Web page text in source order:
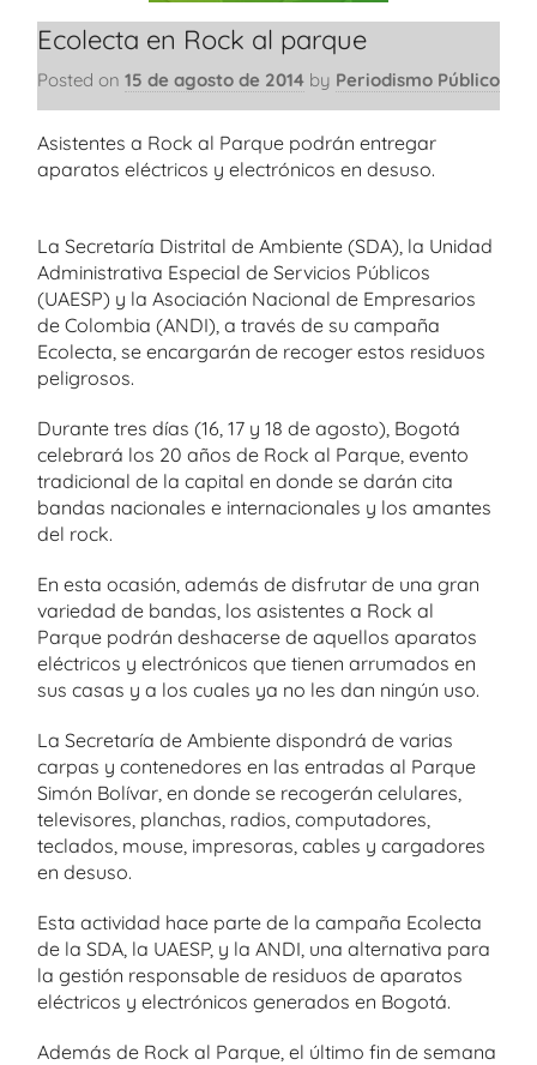
Ecolecta en Rock al parque
Posted on 15 de agosto de 2014 by Periodismo Público
Asistentes a Rock al Parque podrán entregar
aparatos eléctricos y electrónicos en desuso.
La Secretaría Distrital de Ambiente (SDA), la Unidad
Administrativa Especial de Servicios Públicos
(UAESP) y la Asociación Nacional de Empresarios
de Colombia (ANDI), a través de su campaña
Ecolecta, se encargarán de recoger estos residuos
peligrosos.
Durante tres días (16, 17 y 18 de agosto), Bogotá
celebrará los 20 años de Rock al Parque, evento
tradicional de la capital en donde se darán cita
bandas nacionales e internacionales y los amantes
del rock.
En esta ocasión, además de disfrutar de una gran
variedad de bandas, los asistentes a Rock al
Parque podrán deshacerse de aquellos aparatos
eléctricos y electrónicos que tienen arrumados en
sus casas y a los cuales ya no les dan ningún uso.
La Secretaría de Ambiente dispondrá de varias
carpas y contenedores en las entradas al Parque
Simón Bolívar, en donde se recogerán celulares,
televisores, planchas, radios, computadores,
teclados, mouse, impresoras, cables y cargadores
en desuso.
Esta actividad hace parte de la campaña Ecolecta
de la SDA, la UAESP, y la ANDI, una alternativa para
la gestión responsable de residuos de aparatos
eléctricos y electrónicos generados en Bogotá.
Además de Rock al Parque, el último fin de semana